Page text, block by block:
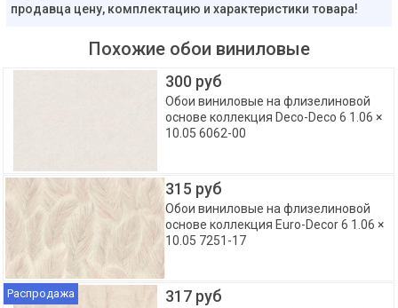
продавца цену, комплектацию и характеристики товара!
Похожие обои виниловые
300 руб
Обои виниловые на флизелиновой
основе коллекция Deco-Deco 6 1.06 ×
10.05 6062-00
315 руб
Обои виниловые на флизелиновой
основе коллекция Euro-Decor 6 1.06 ×
10.05 7251-17
Распродажа 317 руб